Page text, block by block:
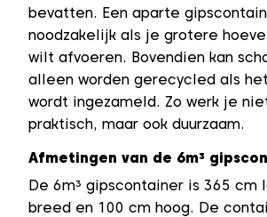
bevatten. Een aparte
noodzakelijk als je grotere
wilt afvoeren. Bovendien kan
alleen worden gerecycled als
wordt ingezameld. Zo werk je
praktisch, maar ook duurzaam.
Afmetingen van de 6m³
De 6m³ gipscontainer is 365 cm
breed en 100 cm hoog. De